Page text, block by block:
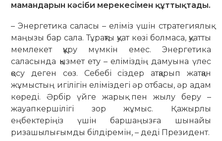
мамандарын кәсіби мерекесімен құттықтады.
– Энергетика саласы – еліміз үшін стратегиялық
маңызы бар сала. Тұрақты қуат көзі болмаса, қуатты
мемлекет құру мүмкін емес. Энергетика
саласында қызмет ету – еліміздің дамуына үлес
қосу деген сөз. Себебі сіздер атқарып жатқан
жұмыстың игілігін еліміздегі әр отбасы, әр адам
көреді. Әрбір үйге жарық пен жылу беру –
жауапкершілігі зор жұмыс. Қажырлы
еңбектеріңіз үшін баршаңызға шынайы
ризашылығымды білдіремін, – деді Президент.